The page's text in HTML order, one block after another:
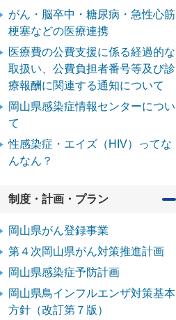
がん・脳卒中・糖尿病・急性心筋
梗塞などの医療連携
医療費の公費支援に係る経過的な
取扱い、公費負担者番号等及び診
療報酬に関連する通知について
岡山県感染症情報センターについ
て
性感染症・エイズ（HIV）ってな
んなん？
制度・計画・プラン
岡山県がん登録事業
第４次岡山県がん対策推進計画
岡山県感染症予防計画
岡山県鳥インフルエンザ対策基本
方針（改訂第７版）